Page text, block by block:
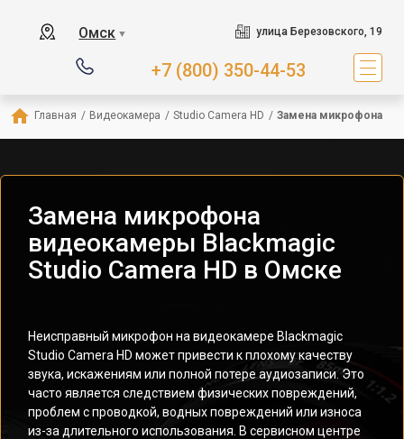
Омск ▼ улица Березовского, 19
+7 (800) 350-44-53
Главная / Видеокамера / Studio Camera HD / Замена микрофона
Замена микрофона
видеокамеры Blackmagic
Studio Camera HD в Омске
Неисправный микрофон на видеокамере Blackmagic
Studio Camera HD может привести к плохому качеству
звука, искажениям или полной потере аудиозаписи. Это
часто является следствием физических повреждений,
проблем с проводкой, водных повреждений или износа
из-за длительного использования. В сервисном центре